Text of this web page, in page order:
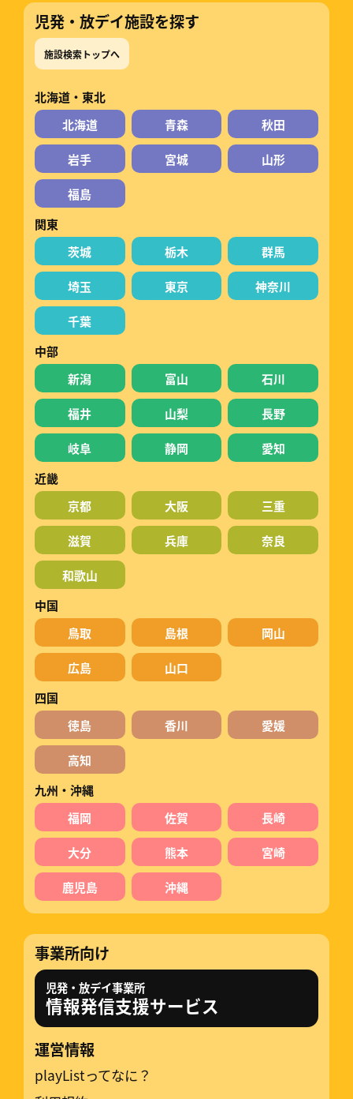
児発・放デイ施設を探す
施設検索トップへ
北海道・東北
北海道
青森 秋田
岩手 宮城 山形
福島
関東
茨城
栃木 群馬
埼玉 東京 神奈川
千葉
中部
新潟
富山 石川
福井 山梨 長野
岐阜 静岡
愛知
近畿
京都
大阪 三重
滋賀 兵庫 奈良
和歌山
中国
鳥取
島根 岡山
広島
山口
四国
徳島
香川 愛媛
高知
九州・沖縄
福岡
佐賀 長崎
大分 熊本 宮崎
鹿児島 沖縄
事業所向け
児発・放デイ事業所
情報発信支援サービス
運営情報
playListってなに？